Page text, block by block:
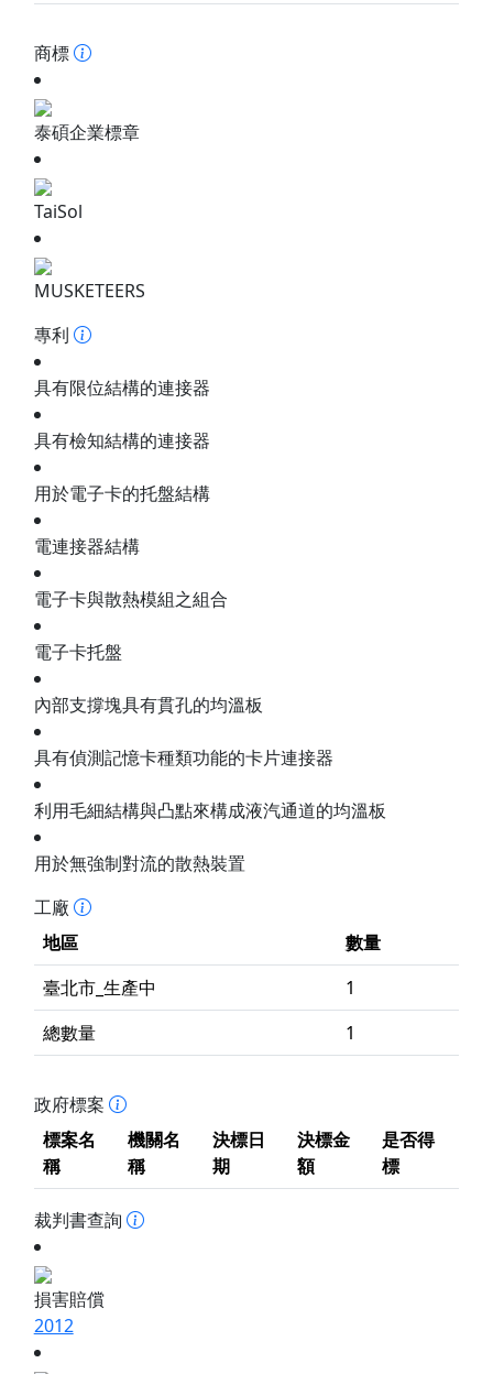
商標
泰碩企業標章
TaiSol
MUSKETEERS
專利
具有限位結構的連接器
具有檢知結構的連接器
用於電子卡的托盤結構
電連接器結構
電子卡與散熱模組之組合
電子卡托盤
內部支撐塊具有貫孔的均溫板
具有偵測記憶卡種類功能的卡片連接器
利用毛細結構與凸點來構成液汽通道的均溫板
用於無強制對流的散熱裝置
工廠
地區
數量
臺北市_生產中
1
總數量
1
政府標案
標案名
稱
機關名
稱
決標日
期
決標金
額
是否得
標
裁判書查詢
損害賠償
2012